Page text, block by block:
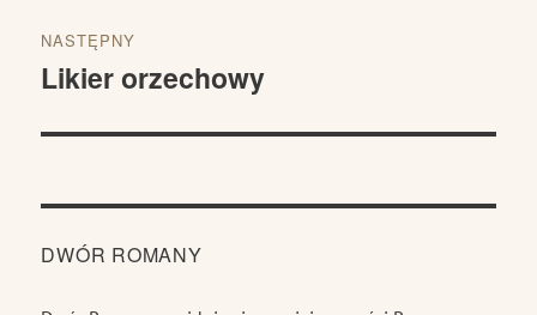
NASTĘPNY
Następny
Likier orzechowy
DWÓR ROMANY